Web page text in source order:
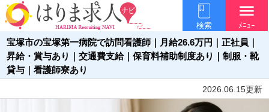
検索
menu
ﾒﾆｭｰ
宝塚市の宝塚第一病院で訪問看護師｜月給26.6万円｜正社員｜
昇給・賞与あり｜交通費支給｜保育料補助制度あり｜制服・靴
貸与｜看護師寮あり
2026.06.15更新